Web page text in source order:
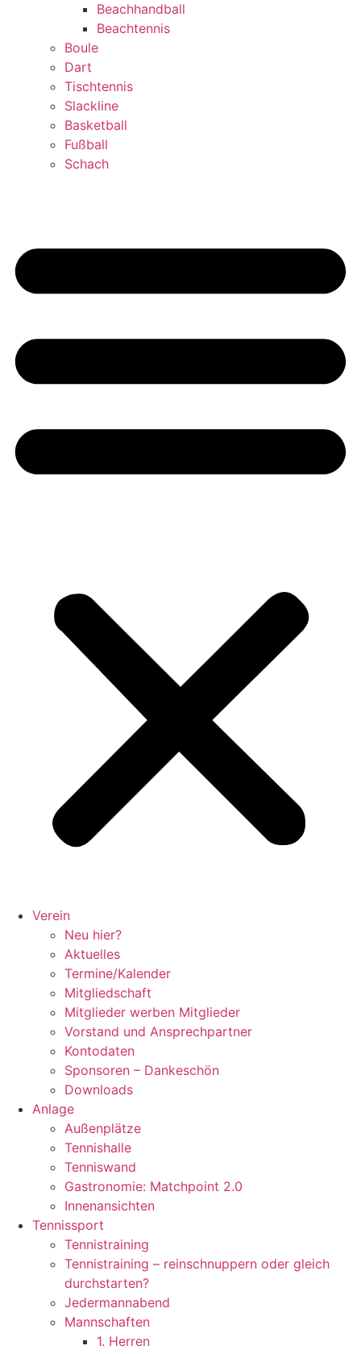
Beachhandball
Beachtennis
Boule
Dart
Tischtennis
Slackline
Basketball
Fußball
Schach
Verein
Neu hier?
Aktuelles
Termine/Kalender
Mitgliedschaft
Mitglieder werben Mitglieder
Vorstand und Ansprechpartner
Kontodaten
Sponsoren – Dankeschön
Downloads
Anlage
Außenplätze
Tennishalle
Tenniswand
Gastronomie: Matchpoint 2.0
Innenansichten
Tennissport
Tennistraining
Tennistraining – reinschnuppern oder gleich
durchstarten?
Jedermannabend
Mannschaften
1. Herren